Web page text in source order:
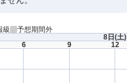
級
予想期間外
8日 (土)
6 9 12